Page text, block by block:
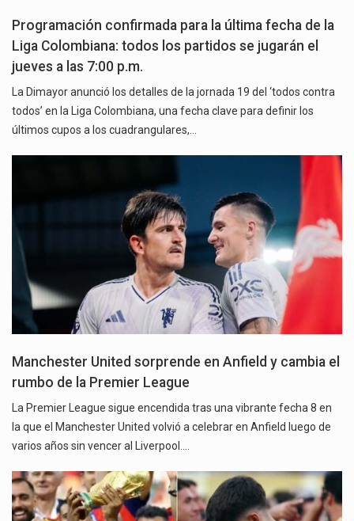
Programación confirmada para la última fecha de la
Liga Colombiana: todos los partidos se jugarán el
jueves a las 7:00 p.m.
La Dimayor anunció los detalles de la jornada 19 del ‘todos contra
todos’ en la Liga Colombiana, una fecha clave para definir los
últimos cupos a los cuadrangulares,…
Manchester United sorprende en Anfield y cambia el
rumbo de la Premier League
La Premier League sigue encendida tras una vibrante fecha 8 en
la que el Manchester United volvió a celebrar en Anfield luego de
varios años sin vencer al Liverpool.…